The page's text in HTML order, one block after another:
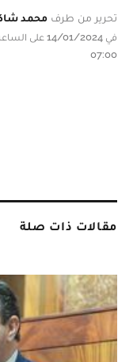
تحرير من طرف محمد
07:00
مقالات ذات صلة